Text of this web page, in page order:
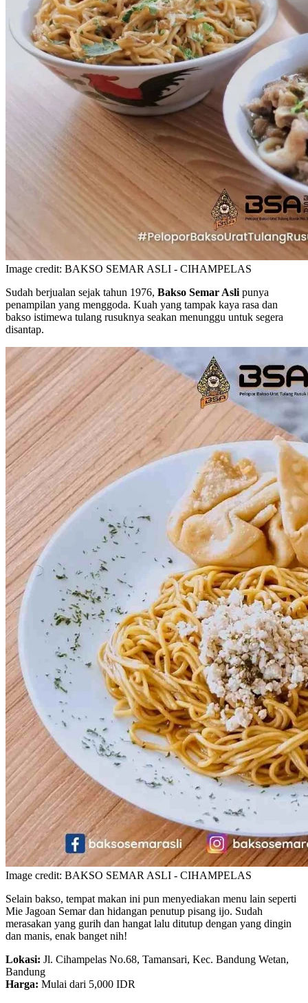
Image credit: BAKSO SEMAR ASLI - CIHAMPELAS
Sudah berjualan sejak tahun 1976, Bakso Semar Asli punya
penampilan yang menggoda. Kuah yang tampak kaya rasa dan
bakso istimewa tulang rusuknya seakan menunggu untuk segera
disantap.
Image credit: BAKSO SEMAR ASLI - CIHAMPELAS
Selain bakso, tempat makan ini pun menyediakan menu lain seperti
Mie Jagoan Semar dan hidangan penutup pisang ijo. Sudah
merasakan yang gurih dan hangat lalu ditutup dengan yang dingin
dan manis, enak banget nih!
Lokasi: Jl. Cihampelas No.68, Tamansari, Kec. Bandung Wetan,
Bandung
Harga: Mulai dari 5,000 IDR